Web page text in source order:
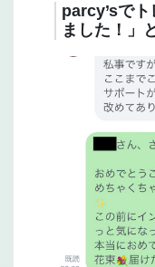
parcy’sで
ました！」